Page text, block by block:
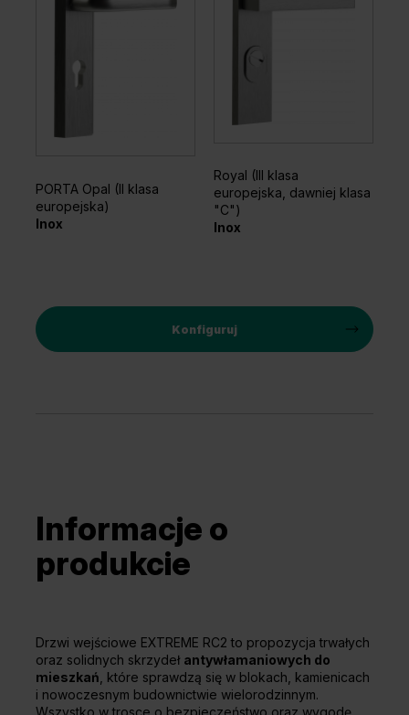
PORTA Opal (II klasa
europejska)
Inox
Royal (III klasa
europejska, dawniej klasa
"C")
Inox
Konfiguruj
Informacje o
produkcie
Drzwi wejściowe EXTREME RC2 to propozycja trwałych
oraz solidnych skrzydeł antywłamaniowych do
mieszkań , które sprawdzą się w blokach, kamienicach
i nowoczesnym budownictwie wielorodzinnym.
Wszystko w trosce o bezpieczeństwo oraz wygodę